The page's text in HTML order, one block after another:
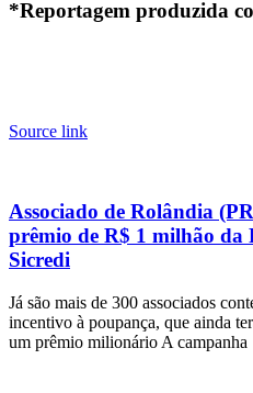
*Reportagem produzida
Source link
Associado de Rolândia
prêmio de R$ 1 milhão da
Sicredi
Já são mais de 300 associados
incentivo à poupança, que ainda
um prêmio milionário A campanha